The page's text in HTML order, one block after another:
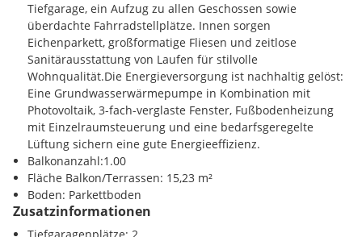
Tiefgarage, ein Aufzug zu allen Geschossen sowie
überdachte Fahrradstellplätze. Innen sorgen
Eichenparkett, großformatige Fliesen und zeitlose
Sanitärausstattung von Laufen für stilvolle
Wohnqualität.Die Energieversorgung ist nachhaltig gelöst:
Eine Grundwasserwärmepumpe in Kombination mit
Photovoltaik, 3-fach-verglaste Fenster, Fußbodenheizung
mit Einzelraumsteuerung und eine bedarfsgeregelte
Lüftung sichern eine gute Energieeffizienz.
Balkonanzahl:1.00
Fläche Balkon/Terrassen: 15,23 m²
Boden: Parkettboden
Zusatzinformationen